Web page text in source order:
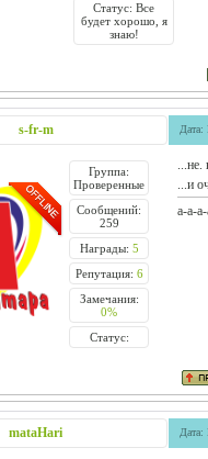
Статус: Все
будет хорошо, я
знаю!
s-fr-m Дата:
Группа:
Проверенные
Сообщений:
259
Награды: 5
Репутация: 6
Замечания:
0%
Статус:
...не.
...и
а-а-а-
mataHari